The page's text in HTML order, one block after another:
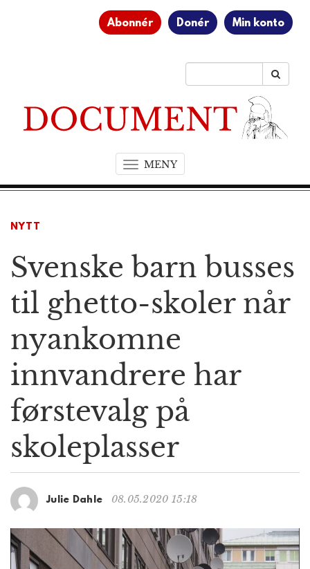
Abonnér Donér Min konto
MENYT
o
a
i
a
t
o
n
NYTT
Svenske barn busses
til ghetto-skoler når
nyankomne
innvandrere har
førstevalg på
skoleplasser
Julie Dahle 08.05.2020 15:18